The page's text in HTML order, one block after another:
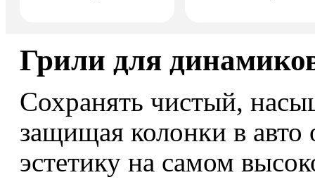
Грили для
Сохранять чистый,
защищая колонки в авто
эстетику на самом